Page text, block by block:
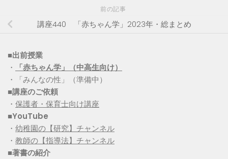
前の記事
講座440 「赤ちゃん学」2023年・総まとめ
■出前授業
・
「赤ちゃん学」（中高生向け）
・「みんなの性」（準備中）
■講座のご依頼
・ 保護者・保育士向け講座
■YouTube
・ 幼稚園の【研究】チャンネル
・ 教師の【指導法】チャンネル
■著書の紹介